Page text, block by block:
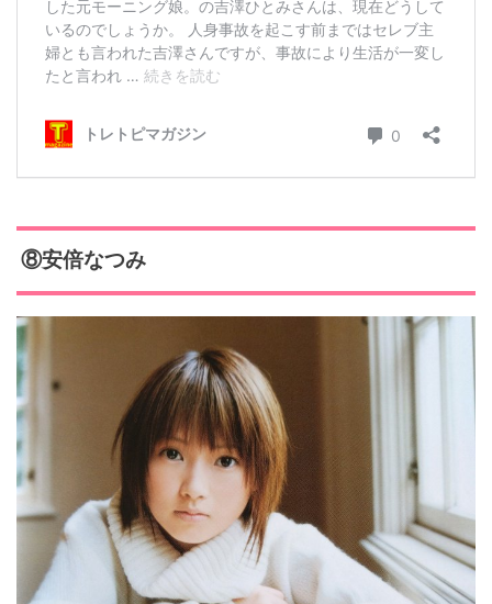
⑧安倍なつみ